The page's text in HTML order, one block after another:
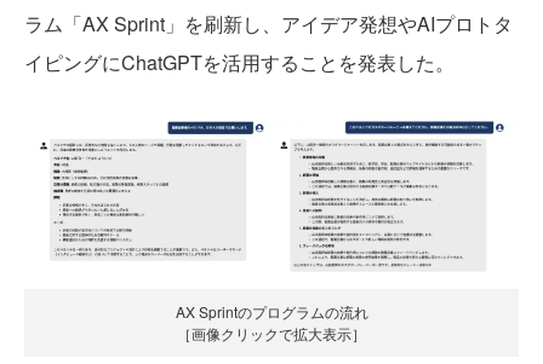
ラム「AX Sprint」を刷新し、アイデア発想やAIプロトタ
イピングにChatGPTを活用することを発表した。
AX Sprintのプログラムの流れ
［画像クリックで拡大表示］